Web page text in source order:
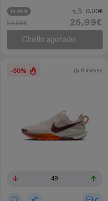
miravia
0.00€
59,99€
26,99€
Chollo agotado
-50%
49
9 meses